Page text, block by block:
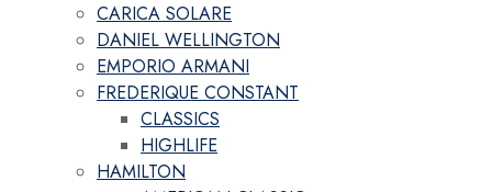
CARICA SOLARE
DANIEL WELLINGTON
EMPORIO ARMANI
FREDERIQUE CONSTANT
CLASSICS
HIGHLIFE
HAMILTON